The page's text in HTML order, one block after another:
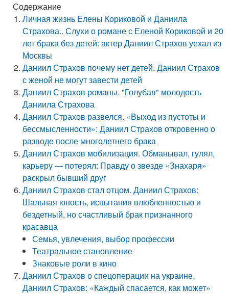
Содержание
Личная жизнь Елены Кориковой и Даниила
Страхова.. Слухи о романе с Еленой Кориковой и 20
лет брака без детей: актер Даниил Страхов уехал из
Москвы
Даниил Страхов почему нет детей. Даниил Страхов
с женой не могут завести детей
Даниил Страхов романы. "Голубая" молодость
Даниила Страхова
Даниил Страхов развелся. «Выход из пустоты и
бессмысленности»: Даниил Страхов откровенно о
разводе после многолетнего брака
Даниил Страхов мобилизация. Обманывал, гулял,
карьеру — потерял: Правду о звезде «Знахаря»
раскрыл бывший друг
Даниил Страхов стал отцом. Даниил Страхов:
Шальная юность, испытания влюбленностью и
бездетный, но счастливый брак признанного
красавца
Семья, увлечения, выбор профессии
Театральное становление
Знаковые роли в кино
Даниил Страхов о спецоперации на украине.
Даниил Страхов: «Каждый спасается, как может»